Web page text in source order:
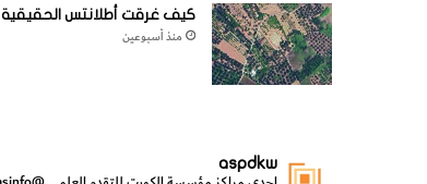
كيف غرقت أطلانتس الحقيقية
منذ أسبوعين
aspdkw